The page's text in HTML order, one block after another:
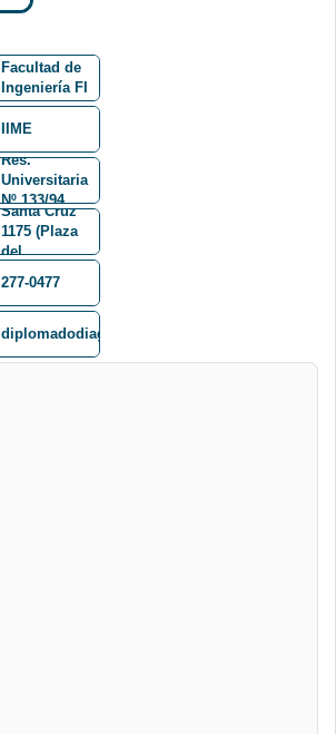
Facultad de
Ingeniería FI
IIME
Res.
Universitaria
Nº 133/94
Mariscal
Andrés de
Santa Cruz
1175 (Plaza
del
Octavo piso
277-0477
diplomadodiagnosticoautomotor@gmail.com